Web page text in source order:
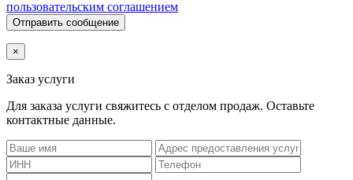
пользовательским соглашением
Отправить сообщение
×
Заказ услуги
Для заказа услуги свяжитесь с отделом продаж. Оставьте
контактные данные.